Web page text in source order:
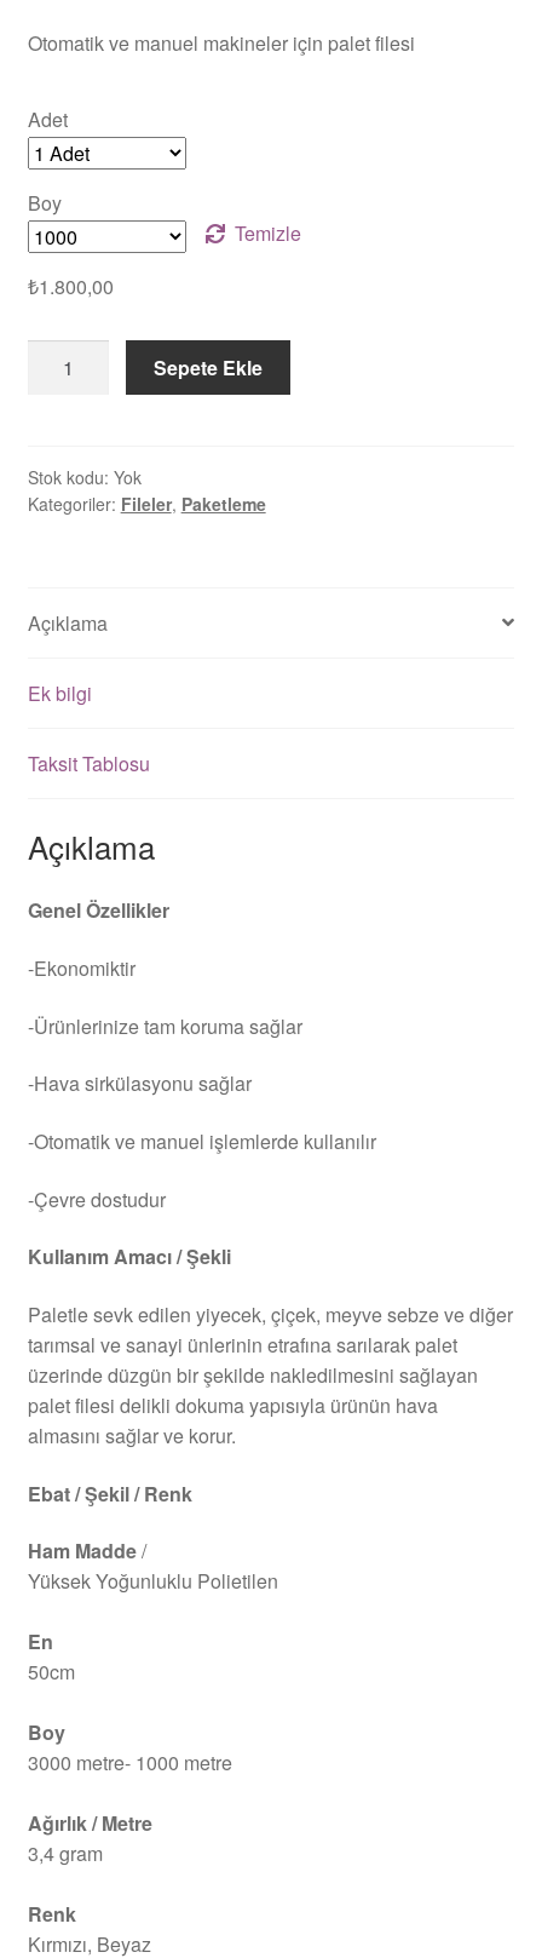
Otomatik ve manuel makineler için palet filesi
Adet
Boy
Temizle
₺1.800,00
Filesi
Sepete Ekle
Stok kodu: Yok
Kategoriler: Fileler, Paketleme
Açıklama
Ek bilgi
Taksit Tablosu
Açıklama
Genel Özellikler
-Ekonomiktir
-Ürünlerinize tam koruma sağlar
-Hava sirkülasyonu sağlar
-Otomatik ve manuel işlemlerde kullanılır
-Çevre dostudur
Kullanım Amacı / Şekli
Paletle sevk edilen yiyecek, çiçek, meyve sebze ve diğer
tarımsal ve sanayi ünlerinin etrafına sarılarak palet
üzerinde düzgün bir şekilde nakledilmesini sağlayan
palet filesi delikli dokuma yapısıyla ürünün hava
almasını sağlar ve korur.
Ebat / Şekil / Renk
Ham Madde/
Yüksek Yoğunluklu Polietilen
En
50cm
Boy
3000 metre- 1000 metre
Ağırlık / Metre
3,4 gram
Renk
Kırmızı, Beyaz